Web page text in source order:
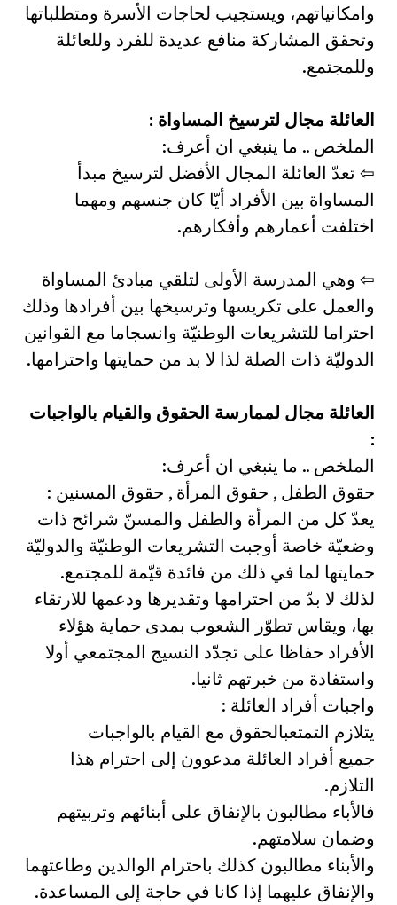
وامكانياتهم، ويستجيب لحاجات الأسرة ومتطلباتها
وتحقق المشاركة منافع عديدة للفرد وللعائلة
وللمجتمع.
العائلة مجال لترسيخ المساواة :
الملخص .. ما ينبغي ان أعرف:
⇦ تعدّ العائلة المجال الأفضل لترسيخ مبدأ
المساواة بين الأفراد أيّا كان جنسهم ومهما
اختلفت أعمارهم وأفكارهم.
⇦ وهي المدرسة الأولى لتلقي مبادئ المساواة
والعمل على تكريسها وترسيخها بين أفرادها وذلك
احتراما للتشريعات الوطنيّة وانسجاما مع القوانين
الدوليّة ذات الصلة لذا لا بد من حمايتها واحترامها.
العائلة مجال لممارسة الحقوق والقيام بالواجبات
:
الملخص .. ما ينبغي ان أعرف:
حقوق الطفل , حقوق المرأة , حقوق المسنين :
يعدّ كل من المرأة والطفل والمسنّ شرائح ذات
وضعيّة خاصة أوجبت التشريعات الوطنيّة والدوليّة
حمايتها لما في ذلك من فائدة قيّمة للمجتمع.
لذلك لا بدّ من احترامها وتقديرها ودعمها للارتقاء
بها، ويقاس تطوّر الشعوب بمدى حماية هؤلاء
الأفراد حفاظا على تجدّد النسيج المجتمعي أولا
واستفادة من خبرتهم ثانيا.
واجبات أفراد العائلة :
يتلازم التمتعبالحقوق مع القيام بالواجبات
جميع أفراد العائلة مدعوون إلى احترام هذا
التلازم.
فالأباء مطالبون بالإنفاق على أبنائهم وتربيتهم
وضمان سلامتهم.
والأبناء مطالبون كذلك باحترام الوالدين وطاعتهما
والإنفاق عليهما إذا كانا في حاجة إلى المساعدة.